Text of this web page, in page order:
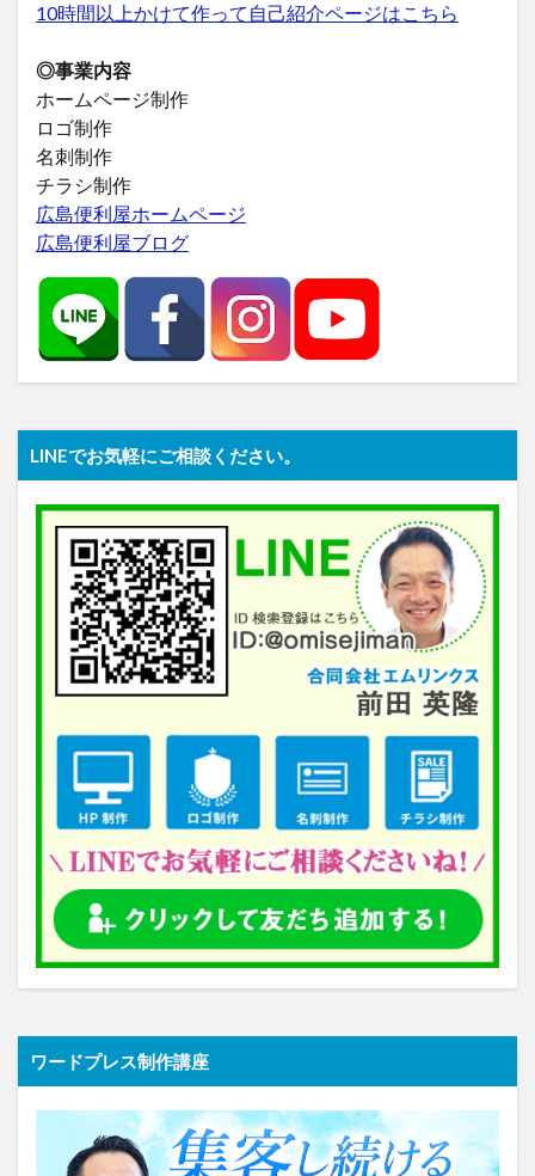
10時間以上かけて作って自己紹介ページはこちら
◎事業内容
ホームページ制作
ロゴ制作
名刺制作
チラシ制作
広島便利屋ホームページ
広島便利屋ブログ
LINEでお気軽にご相談ください。
ワードプレス制作講座